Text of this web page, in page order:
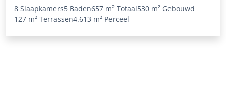
8 Slaapkamers5 Baden657 m² Totaal530 m² Gebouwd
127 m² Terrassen4.613 m² Perceel